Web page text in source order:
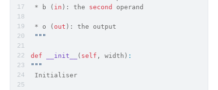
* b ( in ): the second operand
* o ( out ): the output
"" "
def __init__ ( self , width) :
"" "
Initialiser